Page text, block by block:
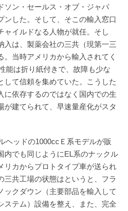
ソン・セールス・オブ・ジャパ
ンした。そして、そこの輸入窓口
ャイルドなる人物が就任。そし
入は、製薬会社の三共（現第一三
当時アメリカから輸入されてく
能は折り紙付きで、故障も少な
して信頼を集めていた。こうした
に依存するのではなく国内での生
が建てられて、早速量産化がスタ
ヘッドの1000ccＥ系モデルが販
内でも同じようにEL系のナックル
リカからプロトタイプ車が送られ
三共工場の状態はというと、フラ
ックダウン（主要部品を輸入して
ステム）設備を整え、また、完全